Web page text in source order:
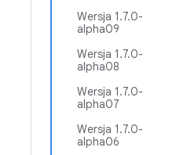
Wersja 1.7.0-
alpha09
Wersja 1.7.0-
alpha08
Wersja 1.7.0-
alpha07
Wersja 1.7.0-
alpha06